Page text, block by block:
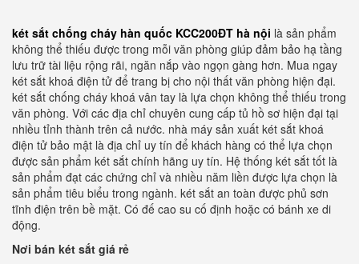
két sắt chống cháy hàn quốc KCC200ĐT hà nội là sản phẩm
không thể thiếu được trong mỗi văn phòng giúp đảm bảo hạ tầng
lưu trữ tài liệu rộng rãi, ngăn nắp vào ngọn gàng hơn. Mua ngay
két sắt khoá điện tử để trang bị cho nội thất văn phòng hiện đại.
két sắt chống cháy khoá vân tay là lựa chọn không thể thiếu trong
văn phòng. Với các địa chỉ chuyên cung cấp tủ hồ sơ hiện đại tại
nhiều tỉnh thành trên cả nước. nhà máy sản xuất két sắt khoá
điện tử bảo mật là địa chỉ uy tín để khách hàng có thể lựa chọn
được sản phẩm két sắt chính hãng uy tín. Hệ thống két sắt tốt là
sản phẩm đạt các chứng chỉ và nhiều năm liền được lựa chọn là
sản phẩm tiêu biểu trong ngành. két sắt an toàn được phủ sơn
tĩnh điện trên bề mặt. Có đế cao su cố định hoặc có bánh xe di
động.
Nơi bán két sắt giá rẻ